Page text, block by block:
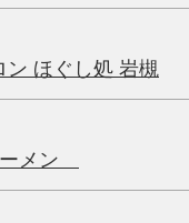
ン ほぐし処 岩槻
ーメン